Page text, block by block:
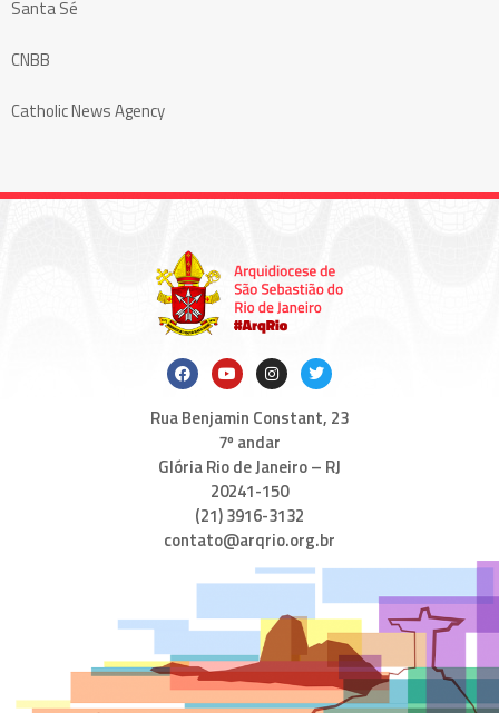
Santa Sé
CNBB
Catholic News Agency
Rua Benjamin Constant, 23
7º andar
Glória Rio de Janeiro – RJ
20241-150
(21) 3916-3132
contato@arqrio.org.br